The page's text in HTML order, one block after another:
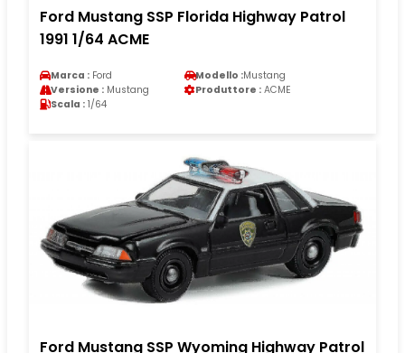
Ford Mustang SSP Florida Highway Patrol
1991 1/64 ACME
Marca : Ford Modello :Mustang
Versione : Mustang Produttore : ACME
Scala : 1/64
Ford Mustang SSP Wyoming Highway Patrol